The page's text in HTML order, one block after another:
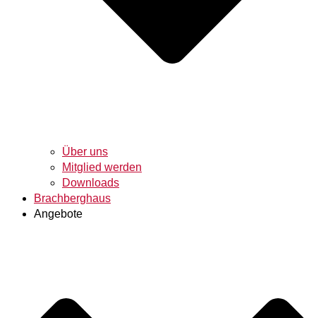
Über uns
Mitglied werden
Downloads
Brachberghaus
Angebote